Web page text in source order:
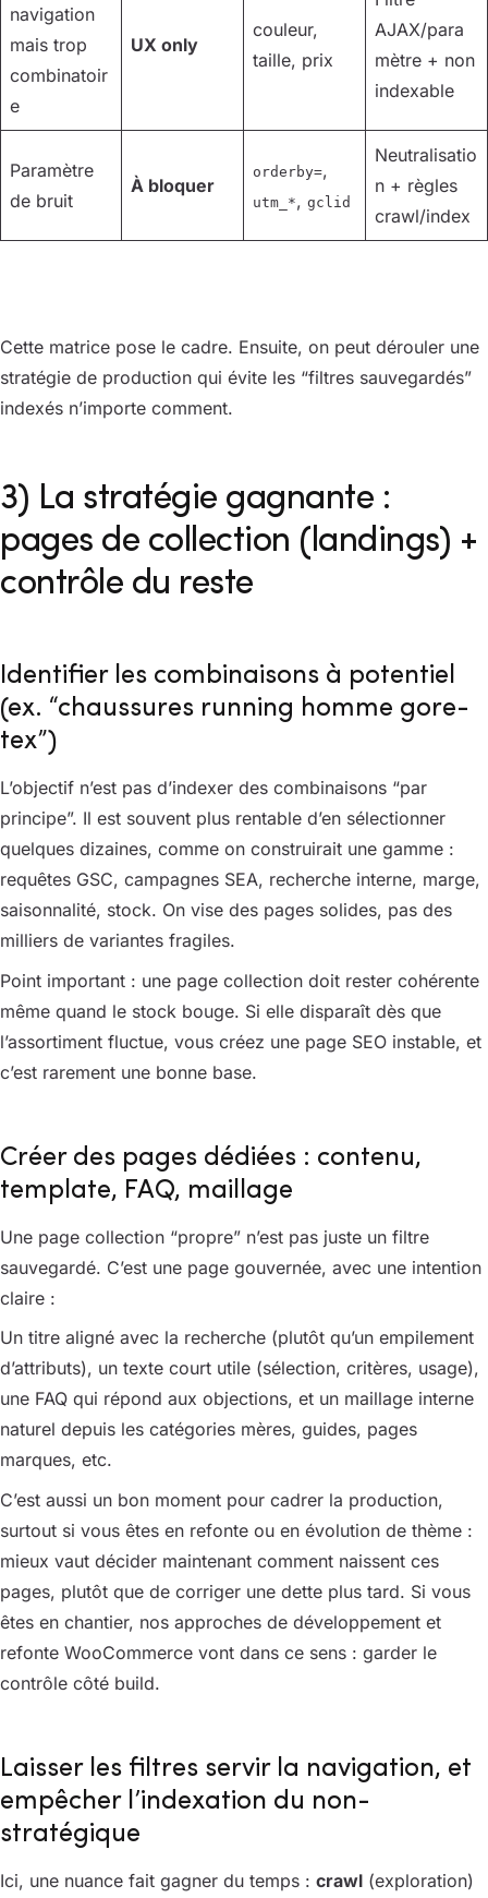
navigation
mais trop
combinatoir
e
UX only
couleur,
taille, prix
AJAX/para
mètre + non
indexable
Paramètre
de bruit
À bloquer
orderby=,
utm_*, gclid
Neutralisatio
n + règles
crawl/index
Cette matrice pose le cadre. Ensuite, on peut dérouler une
stratégie de production qui évite les “filtres sauvegardés”
indexés n’importe comment.
3) La stratégie gagnante :
pages de collection (landings) +
contrôle du reste
Identifier les combinaisons à potentiel
(ex. “chaussures running homme gore-
tex”)
L’objectif n’est pas d’indexer des combinaisons “par
principe”. Il est souvent plus rentable d’en sélectionner
quelques dizaines, comme on construirait une gamme :
requêtes GSC, campagnes SEA, recherche interne, marge,
saisonnalité, stock. On vise des pages solides, pas des
milliers de variantes fragiles.
Point important : une page collection doit rester cohérente
même quand le stock bouge. Si elle disparaît dès que
l’assortiment fluctue, vous créez une page SEO instable, et
c’est rarement une bonne base.
Créer des pages dédiées : contenu,
template, FAQ, maillage
Une page collection “propre” n’est pas juste un filtre
sauvegardé. C’est une page gouvernée, avec une intention
claire :
Un titre aligné avec la recherche (plutôt qu’un empilement
d’attributs), un texte court utile (sélection, critères, usage),
une FAQ qui répond aux objections, et un maillage interne
naturel depuis les catégories mères, guides, pages
marques, etc.
C’est aussi un bon moment pour cadrer la production,
surtout si vous êtes en refonte ou en évolution de thème :
mieux vaut décider maintenant comment naissent ces
pages, plutôt que de corriger une dette plus tard. Si vous
êtes en chantier, nos approches de développement et
refonte WooCommerce vont dans ce sens : garder le
contrôle côté build.
Laisser les filtres servir la navigation, et
empêcher l’indexation du non-
stratégique
Ici, une nuance fait gagner du temps : crawl (exploration)